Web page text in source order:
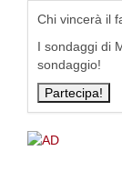
Chi vincerà il
I sondaggi di
sondaggio!